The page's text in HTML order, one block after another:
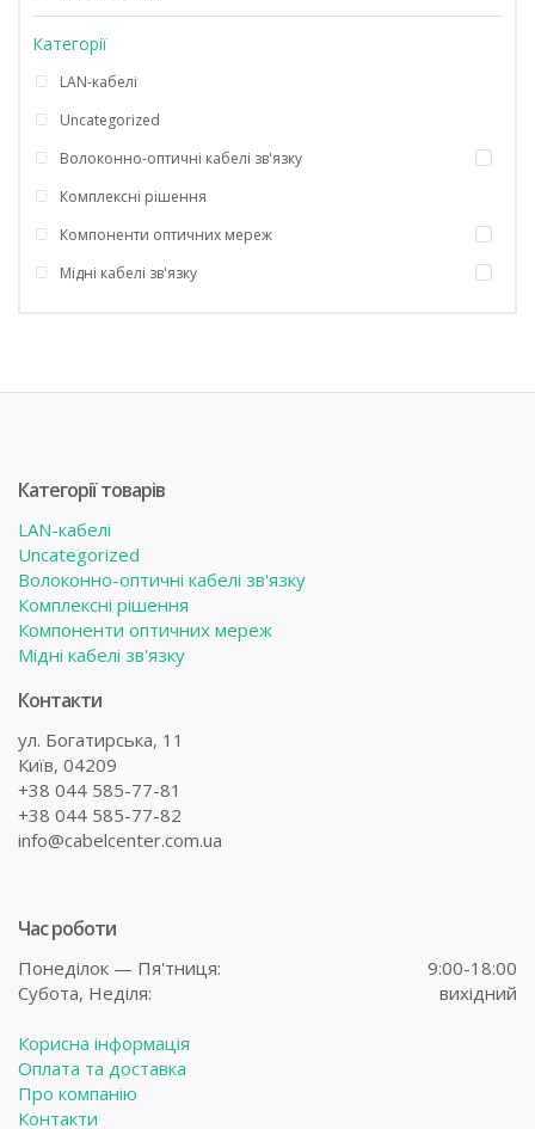
Категорії
LAN-кабелі
Uncategorized
Волоконно-оптичні кабелі зв'язку
Комплексні рішення
Компоненти оптичних мереж
Мідні кабелі зв'язку
Категорії товарів
LAN-кабелі
Uncategorized
Волоконно-оптичні кабелі зв'язку
Комплексні рішення
Компоненти оптичних мереж
Мідні кабелі зв'язку
Контакти
ул. Богатирська, 11
Київ, 04209
+38 044 585-77-81
+38 044 585-77-82
info@cabelcenter.com.ua
Час роботи
Понеділок — Пя'тниця:
9:00-18:00
Субота, Неділя: вихідний
Корисна інформація
Оплата та доставка
Про компанію
Контакти